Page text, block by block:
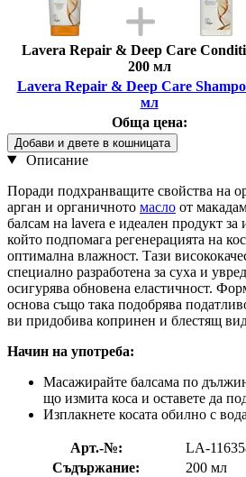
Lavera Repair & Deep Care
200 мл
Lavera Repair & Deep Care
мл
Обща цена:
Добави и двете в кошницата
Описание
Поради подхранващите свойства на
арган и органичното масло от
балсам на lavera е идеален продукт за
който подпомага регенерацията на
оптимална влажност. Тази
специално разработена за суха и
осигурява обновена еластичност.
основа също така подобрява
ви придобива копринен и блестящ
Начин на употреба:
Масажирайте балсама по
що измита коса и оставете да
Изплакнете косата обилно с
Арт.-№:
LA-
Съдържание:
200 мл